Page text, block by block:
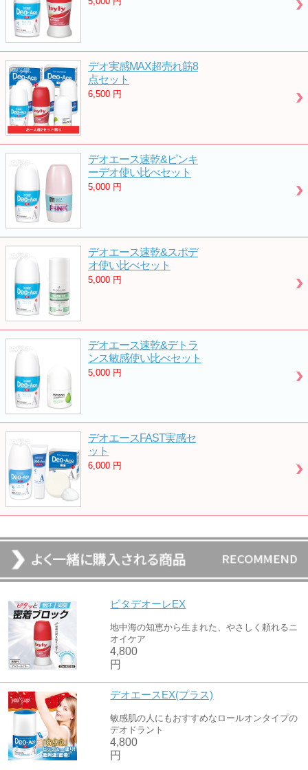
デオ実感MAX超売れ筋8
点セット
6,500 円
デオエース速乾&ピンキ
ーデオ使い比べセット
5,000 円
デオエース速乾&スポデ
オ使い比べセット
5,000 円
デオエース速乾&デトラ
ンス敏感使い比べセット
5,000 円
デオエースFAST実感セ
ット
6,000 円
ピタデオーレEX
地中海の知恵から生まれた、やさしく頼れるニ
オイケア
4,800
円
デオエースEX(プラス)
敏感肌の人にもおすすめなロールオンタイプの
デオドラント
4,800
円